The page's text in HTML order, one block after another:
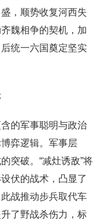
，顺势收复河西失
魏相争的契机，加
统一六国奠定坚实
的军事聪明与政治
弈逻辑。军事层
突破。“减灶诱敌”将
伏的战术，凸显了
战推动步兵取代车
了野战杀伤力，标